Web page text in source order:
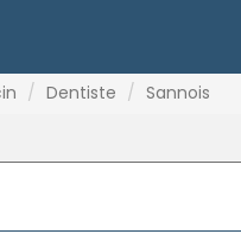
Dentiste Sannois